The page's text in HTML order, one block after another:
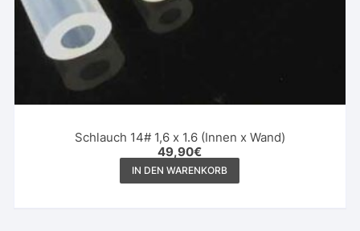
Schlauch 14# 1,6 x 1.6 (Innen x Wand)
49,90€
IN DEN WARENKORB